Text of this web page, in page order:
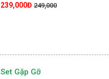
239,000Đ 249,000
Set Gặp Gỡ